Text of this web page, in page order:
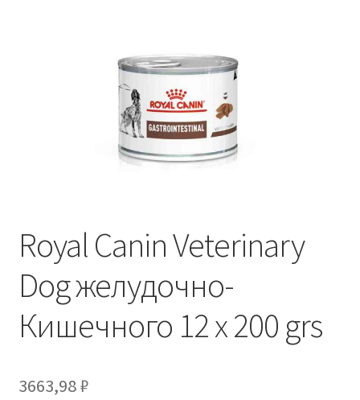
Оформление заказа
Royal Canin Veterinary
Dog желудочно-
Кишечного 12 x 200 grs
3663,98₽